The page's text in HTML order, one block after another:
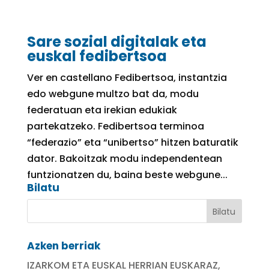
Sare sozial digitalak eta
euskal fedibertsoa
Ver en castellano Fedibertsoa, instantzia
edo webgune multzo bat da, modu
federatuan eta irekian edukiak
partekatzeko. Fedibertsoa terminoa
“federazio” eta “unibertso” hitzen baturatik
dator. Bakoitzak modu independentean
funtzionatzen du, baina beste webgune...
Bilatu
Azken berriak
IZARKOM ETA EUSKAL HERRIAN EUSKARAZ,